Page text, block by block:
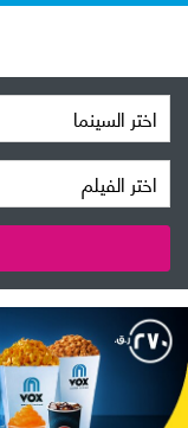
اختر السينما
اختر الفيلم